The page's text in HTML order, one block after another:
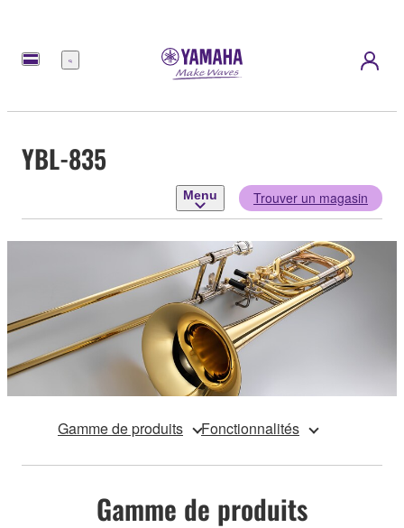
Menu
YBL-835
Menu Trouver un magasin
Gamme de produits Fonctionnalités
Gamme de produits